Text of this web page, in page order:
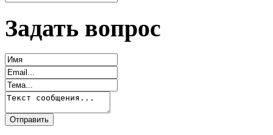
Задать вопрос